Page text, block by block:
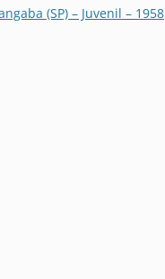
(SP) – Juvenil – 1958